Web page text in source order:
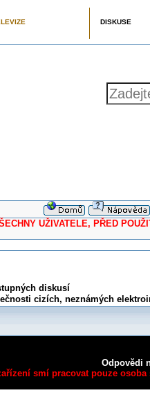
DISKUSE
UŽIVATELE, PŘED
diskusí
cizích, neznámých
Odpovědi
smí pracovat pouze